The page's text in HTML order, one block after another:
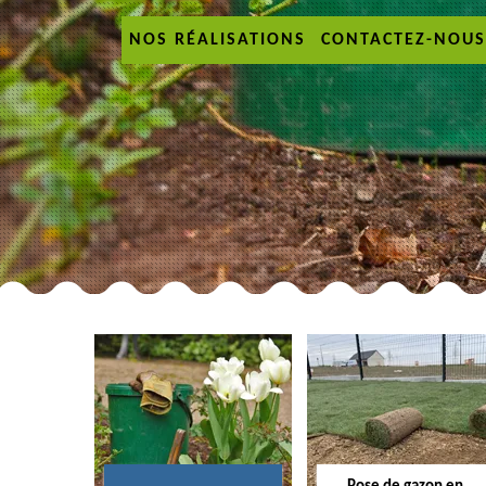
NOS RÉALISATIONS CONTACTEZ-